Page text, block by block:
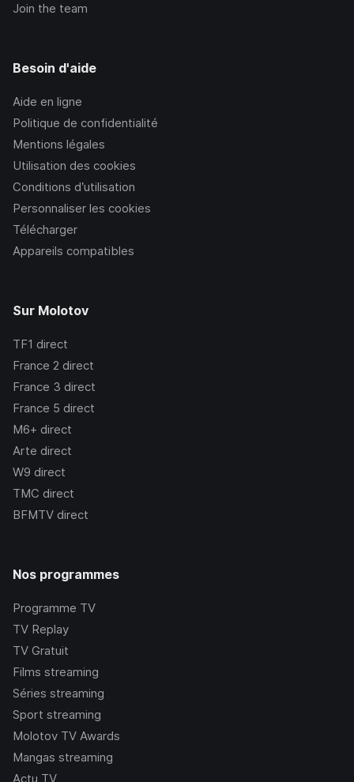
Join the team
Besoin d'aide
Aide en ligne
Politique de confidentialité
Mentions légales
Utilisation des cookies
Conditions d’utilisation
Personnaliser les cookies
Télécharger
Appareils compatibles
Sur Molotov
TF1 direct
France 2 direct
France 3 direct
France 5 direct
M6+ direct
Arte direct
W9 direct
TMC direct
BFMTV direct
Nos programmes
Programme TV
TV Replay
TV Gratuit
Films streaming
Séries streaming
Sport streaming
Molotov TV Awards
Mangas streaming
Actu TV